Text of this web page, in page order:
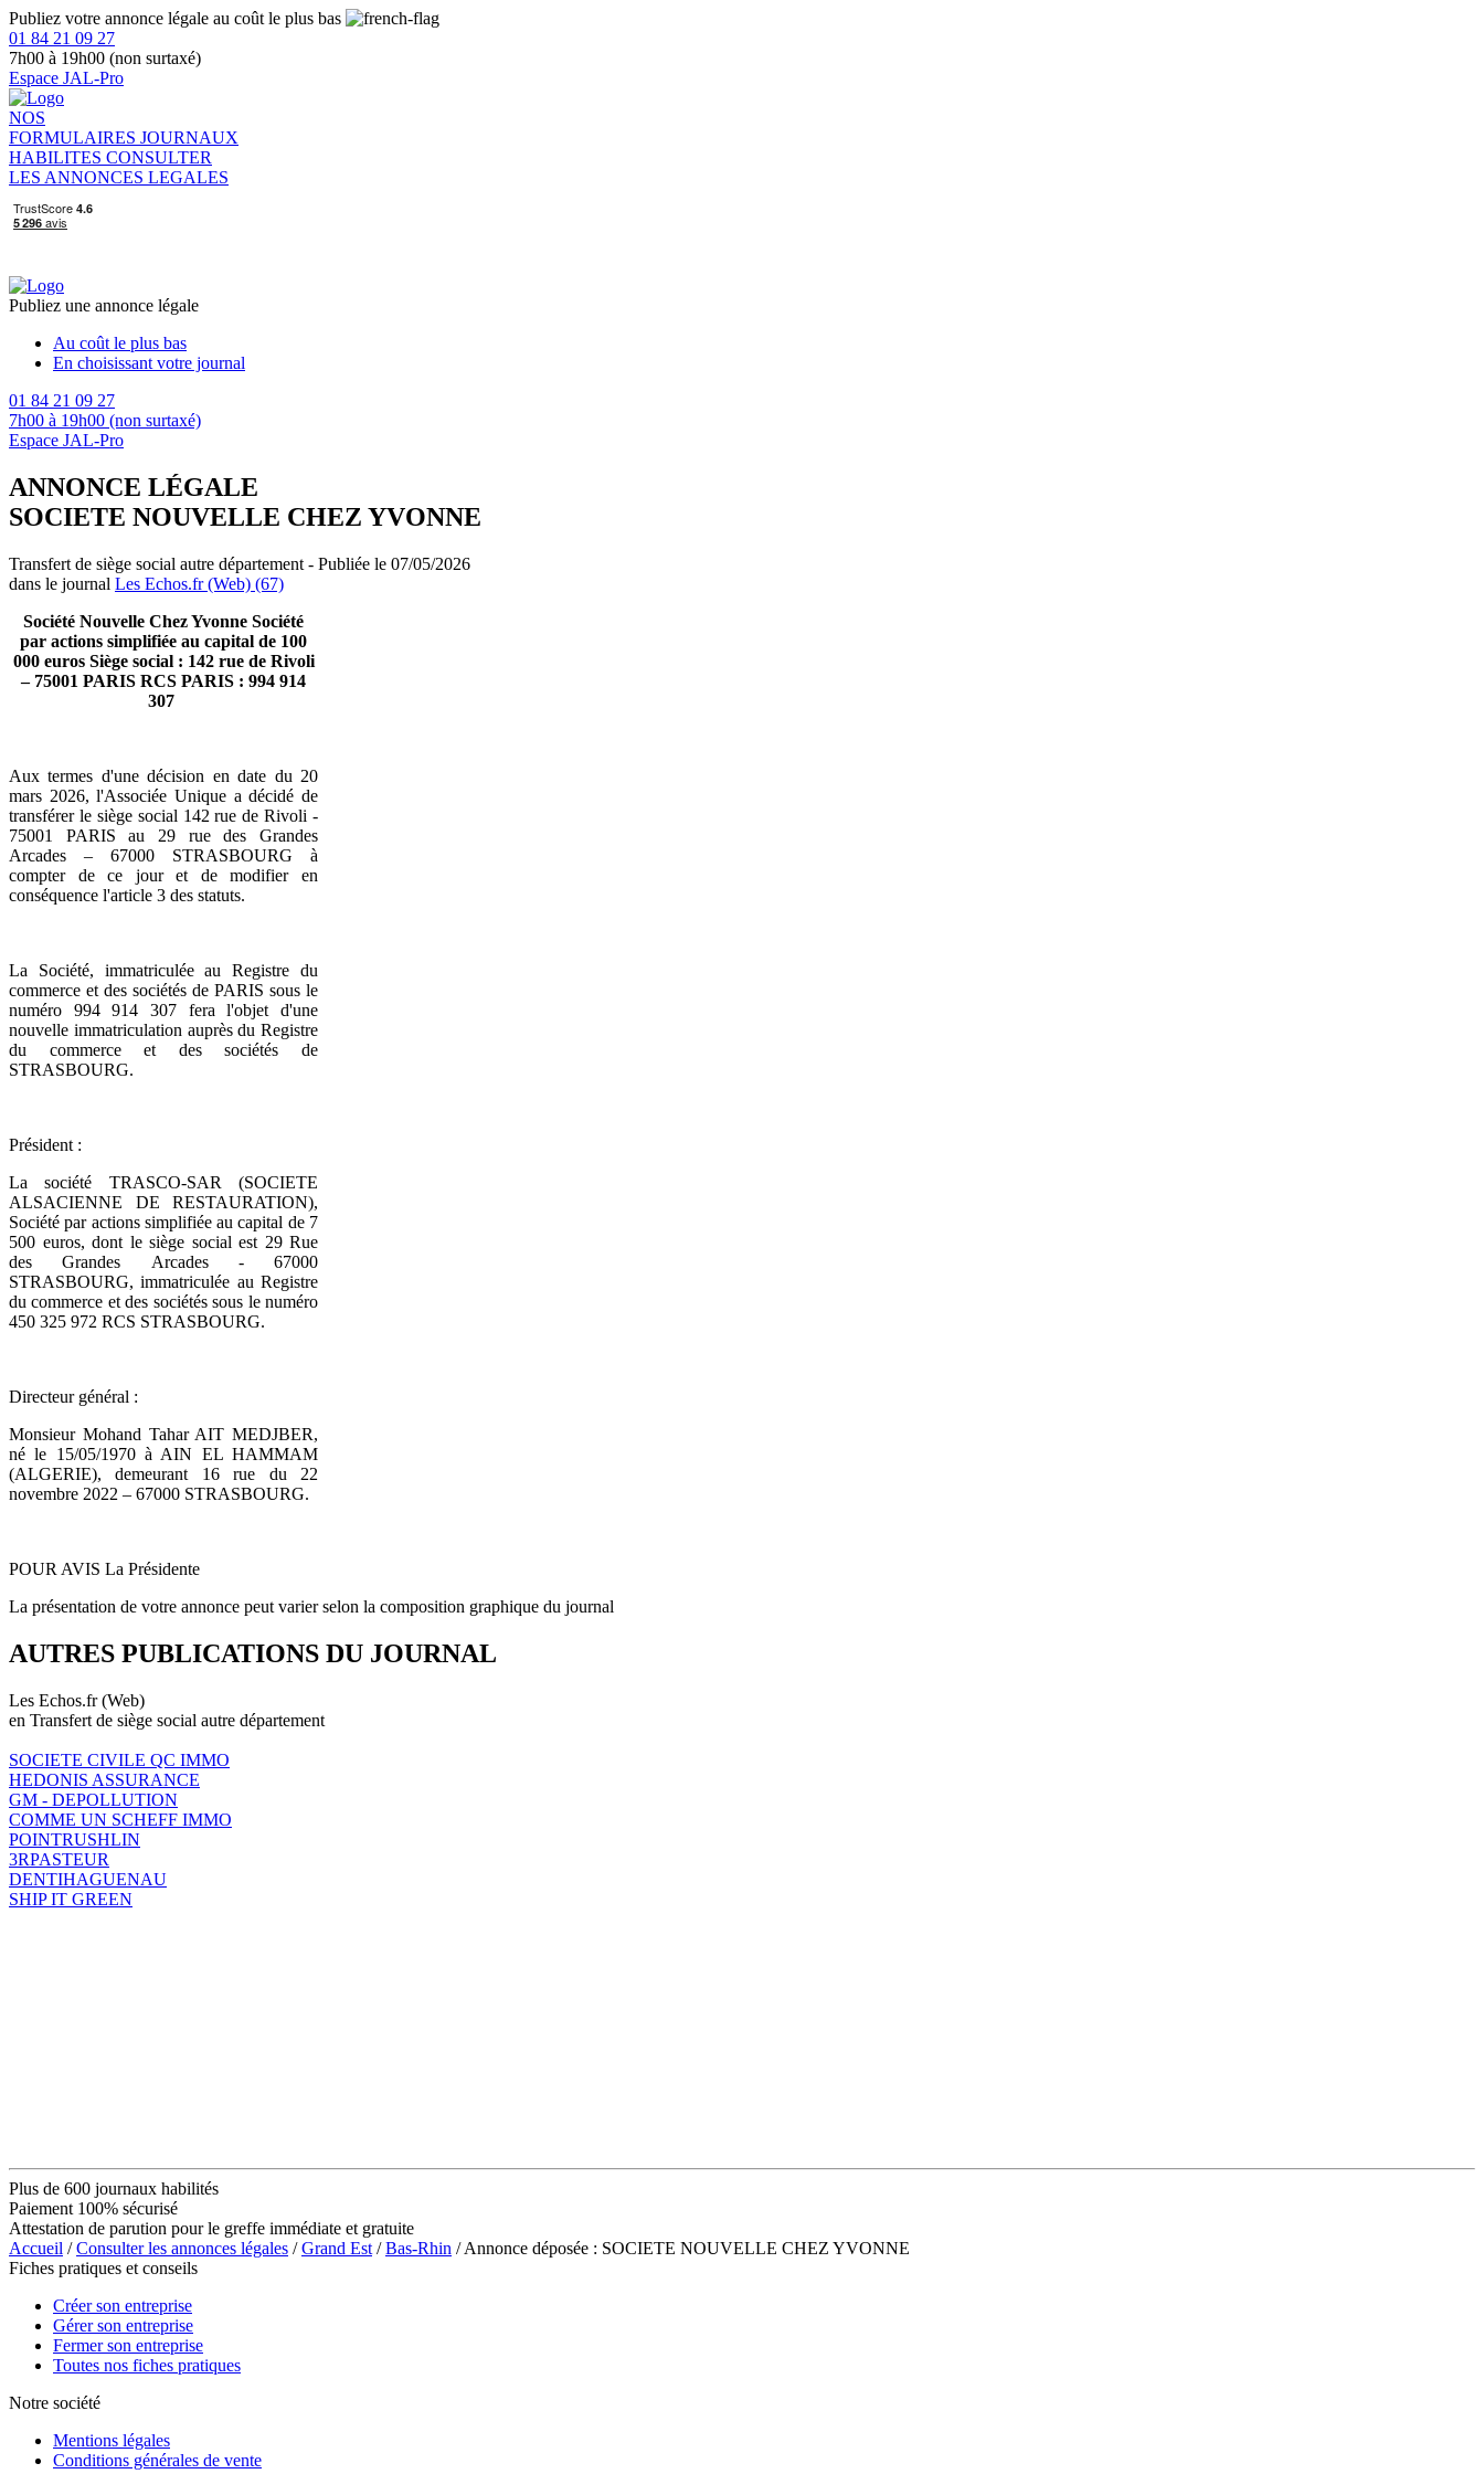
Publiez votre annonce légale au coût le plus bas
01 84 21 09 27
7h00 à 19h00 (non surtaxé)
Espace JAL-Pro
NOS
FORMULAIRES JOURNAUX
HABILITES CONSULTER
LES ANNONCES LEGALES
Publiez une annonce légale
Au coût le plus bas
En choisissant votre journal
01 84 21 09 27
7h00 à 19h00 (non surtaxé)
Espace JAL-Pro
ANNONCE LÉGALE
SOCIETE NOUVELLE CHEZ YVONNE
Transfert de siège social autre département - Publiée le 07/05/2026
dans le journal Les Echos.fr (Web) (67)
Société Nouvelle Chez Yvonne Société
par actions simplifiée au capital de 100
000 euros Siège social : 142 rue de Rivoli
– 75001 PARIS RCS PARIS : 994 914
307
Aux termes d'une décision en date du 20
mars 2026, l'Associée Unique a décidé de
transférer le siège social 142 rue de Rivoli -
75001 PARIS au 29 rue des Grandes
Arcades – 67000 STRASBOURG à
compter de ce jour et de modifier en
conséquence l'article 3 des statuts.
La Société, immatriculée au Registre du
commerce et des sociétés de PARIS sous le
numéro 994 914 307 fera l'objet d'une
nouvelle immatriculation auprès du Registre
du commerce et des sociétés de
STRASBOURG.
Président :
La société TRASCO-SAR (SOCIETE
ALSACIENNE DE RESTAURATION),
Société par actions simplifiée au capital de 7
500 euros, dont le siège social est 29 Rue
des Grandes Arcades - 67000
STRASBOURG, immatriculée au Registre
du commerce et des sociétés sous le numéro
450 325 972 RCS STRASBOURG.
Directeur général :
Monsieur Mohand Tahar AIT MEDJBER,
né le 15/05/1970 à AIN EL HAMMAM
(ALGERIE), demeurant 16 rue du 22
novembre 2022 – 67000 STRASBOURG.
POUR AVIS La Présidente
La présentation de votre annonce peut varier selon la composition graphique du journal
AUTRES PUBLICATIONS DU JOURNAL
Les Echos.fr (Web)
en Transfert de siège social autre département
SOCIETE CIVILE QC IMMO
HEDONIS ASSURANCE
GM - DEPOLLUTION
COMME UN SCHEFF IMMO
POINTRUSHLIN
3RPASTEUR
DENTIHAGUENAU
SHIP IT GREEN
Plus de 600 journaux habilités
Paiement 100% sécurisé
Attestation de parution pour le greffe immédiate et gratuite
Accueil /Consulter les annonces légales /Grand Est /Bas-Rhin / Annonce déposée : SOCIETE NOUVELLE CHEZ YVONNE
Fiches pratiques et conseils
Créer son entreprise
Gérer son entreprise
Fermer son entreprise
Toutes nos fiches pratiques
Notre société
Mentions légales
Conditions générales de vente